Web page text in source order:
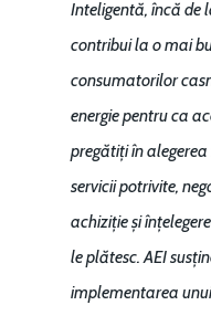
Inteligentă, încă de
contribui la o mai
consumatorilor
energie pentru ca
pregătiți în
servicii potrivite,
achiziție și
le plătesc. AEI
implementarea